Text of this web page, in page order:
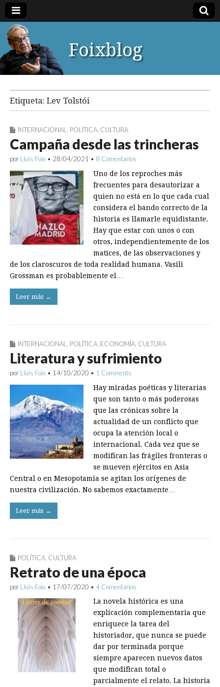
Foixblog
Etiqueta: Lev Tolstói
INTERNACIONAL POLÍTICA CULTURA
Campaña desde las trincheras
por Lluís Foix • 28/04/2021 • 8 Comentarios
Uno de los reproches más
frecuentes para desautorizar a
quien no está en lo que cada cual
considera el bando correcto de la
historia es llamarle equidistante.
Hay que estar con unos o con
otros, independientemente de los
matices, de las observaciones y
de los claroscuros de toda realidad humana. Vasili
Grossman es probablemente el…
Leer más →
INTERNACIONAL POLÍTICA ECONOMÍA CULTURA
Literatura y sufrimiento
por Lluís Foix • 14/10/2020 • 1 Comments
Hay miradas poéticas y literarias
que son tanto o más poderosas
que las crónicas sobre la
actualidad de un conflicto que
ocupa la atención local o
internacional. Cada vez que se
modifican las frágiles fronteras o
se mueven ejércitos en Asia
Central o en Mesopotamia se agitan los orígenes de
nuestra civilización. No sabemos exactamente…
Leer más →
POLÍTICA CULTURA
Retrato de una época
por Lluís Foix • 17/07/2020 • 4 Comentarios
La novela histórica es una
explicación complementaria que
enriquece la tarea del
historiador, que nunca se puede
dar por terminada porque
siempre aparecen nuevos datos
que modifican total o
parcialmente el relato. La historia